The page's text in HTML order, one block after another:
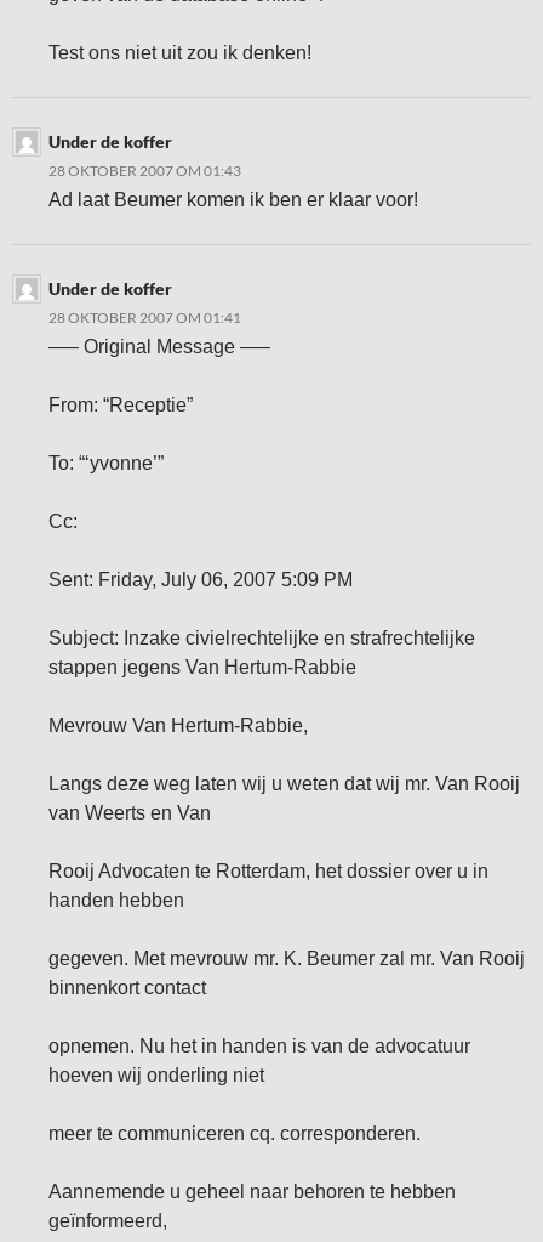
Test ons niet uit zou ik denken!
Under de koffer
28 OKTOBER 2007 OM 01:43
Ad laat Beumer komen ik ben er klaar voor!
Under de koffer
28 OKTOBER 2007 OM 01:41
—– Original Message —–
From: “Receptie”
To: “‘yvonne’”
Cc:
Sent: Friday, July 06, 2007 5:09 PM
Subject: Inzake civielrechtelijke en strafrechtelijke
stappen jegens Van Hertum-Rabbie
Mevrouw Van Hertum-Rabbie,
Langs deze weg laten wij u weten dat wij mr. Van Rooij
van Weerts en Van
Rooij Advocaten te Rotterdam, het dossier over u in
handen hebben
gegeven. Met mevrouw mr. K. Beumer zal mr. Van Rooij
binnenkort contact
opnemen. Nu het in handen is van de advocatuur
hoeven wij onderling niet
meer te communiceren cq. corresponderen.
Aannemende u geheel naar behoren te hebben
geïnformeerd,